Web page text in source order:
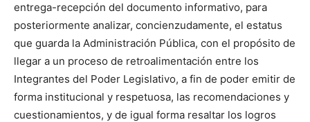
entrega-recepción del documento informativo, para
posteriormente analizar, concienzudamente, el estatus
que guarda la Administración Pública, con el propósito de
llegar a un proceso de retroalimentación entre los
Integrantes del Poder Legislativo, a fin de poder emitir de
forma institucional y respetuosa, las recomendaciones y
cuestionamientos, y de igual forma resaltar los logros